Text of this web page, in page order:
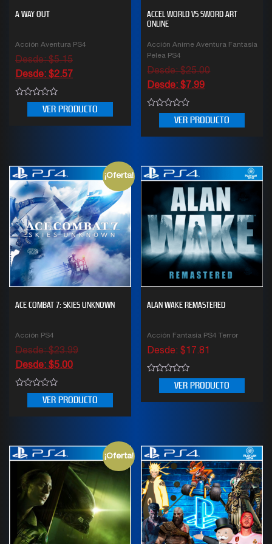
A WAY OUT
Acción Aventura PS4
Desde:$5.15
Desde: $2.57
VER PRODUCTO
ACCEL WORLD VS SWORD ART
ONLINE
Acción Anime Aventura Fantasía
Pelea PS4
Desde:$25.00
Desde:$7.99
5
VER PRODUCTO
¡Oferta!
ACE COMBAT 7: SKIES UNKNOWN
Acción PS4
Desde:$23.99
Desde: $5.00
VER PRODUCTO
ALAN WAKE REMASTERED
Acción Fantasía PS4 Terror
Desde:$17.81
5
VER PRODUCTO
¡Oferta!